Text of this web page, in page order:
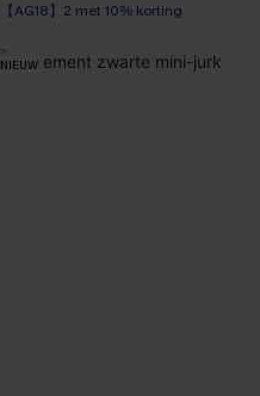
【AG18】2 met 10% korting
NIEUW